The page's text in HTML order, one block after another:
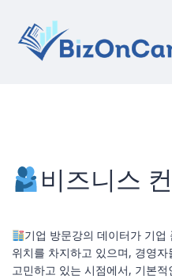
비즈니스
기업 방문강의 데이터가 기
위치를 차지하고 있으며, 경영
고민하고 있는 시점에서, 기본